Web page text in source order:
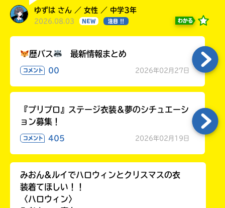
ゆずは さん ／ 女性 ／ 中学3年
2026.08.03 NEW 注目 !! わかる
歴バス 最新情報まとめ
コメント 00 2026年02月27日
『プリプロ』ステージ衣装＆夢のシチュエーシ
ョン募集！
コメント 405 2026年02月19日
みおん&ルイでハロウィンとクリスマスの衣
装着てほしい！！
〈ハロウィン〉